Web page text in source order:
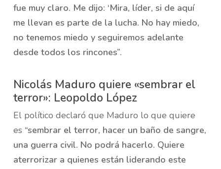
fue muy claro. Me dijo: ‘Mira, líder, si de aquí
me llevan es parte de la lucha. No hay miedo,
no tenemos miedo y seguiremos adelante
desde todos los rincones”.
Nicolás Maduro quiere «sembrar el
terror»: Leopoldo López
El político declaró que Maduro lo que quiere
es “sembrar el terror, hacer un baño de sangre,
una guerra civil. No podrá hacerlo. Quiere
aterrorizar a quienes están liderando este